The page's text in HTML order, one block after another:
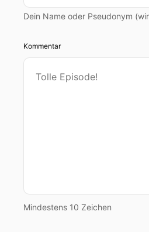
Dein Name oder Pseudonym
Kommentar
Mindestens 10 Zeichen